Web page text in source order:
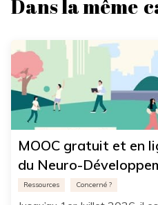
Dans la même
MOOC gratuit et en
du Neuro-
Ressources Concerné ?